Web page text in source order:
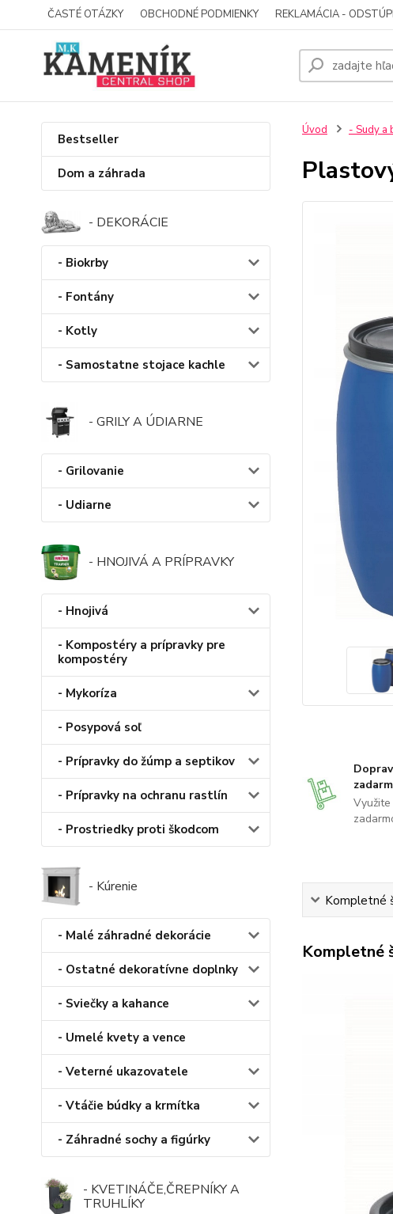
ČASTÉ OTÁZKY OBCHODNÉ PODMIENKY REKLAMÁCIA -
Bestseller
Dom a záhrada
- DEKORÁCIE
- Biokrby
- Fontány
- Kotly
- Samostatne stojace kachle
- GRILY A ÚDIARNE
- Grilovanie
- Udiarne
- HNOJIVÁ A PRÍPRAVKY
- Hnojivá
- Kompostéry a prípravky pre
kompostéry
- Mykoríza
- Posypová soľ
- Prípravky do žúmp a septikov
- Prípravky na ochranu rastlín
- Prostriedky proti škodcom
- Kúrenie
- Malé záhradné dekorácie
- Ostatné dekoratívne doplnky
- Sviečky a kahance
- Umelé kvety a vence
- Veterné ukazovatele
- Vtáčie búdky a krmítka
- Záhradné sochy a figúrky
- KVETINÁČE,ČREPNÍKY A
TRUHLÍKY
Úvod - Sudy a
Kompletné
Kompletné